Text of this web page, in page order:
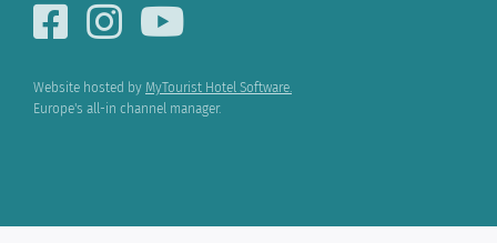
Website hosted by MyTourist Hotel Software.
Europe's all-in channel manager.